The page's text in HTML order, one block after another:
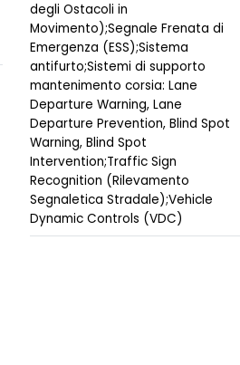
degli Ostacoli in
Movimento);Segnale Frenata di
Emergenza (ESS);Sistema
antifurto;Sistemi di supporto
mantenimento corsia: Lane
Departure Warning, Lane
Departure Prevention, Blind Spot
Warning, Blind Spot
Intervention;Traffic Sign
Recognition (Rilevamento
Segnaletica Stradale);Vehicle
Dynamic Controls (VDC)